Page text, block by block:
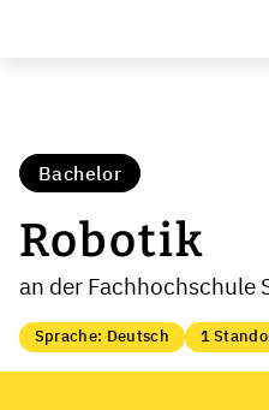
Bachelor
Robotik
an der Fachhochschule
Sprache: Deutsch 1